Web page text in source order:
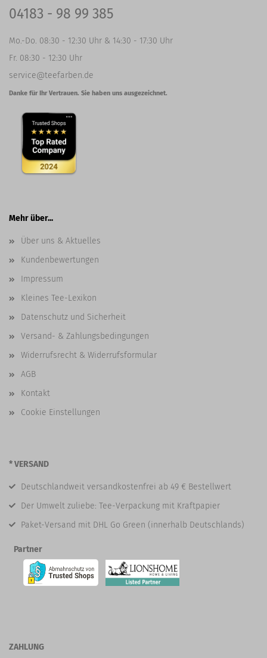
04183 - 98 99 385
Mo.-Do. 08:30 - 12:30 Uhr & 14:30 - 17:30 Uhr
Fr. 08:30 - 12:30 Uhr
service@teefarben.de
Danke für Ihr Vertrauen. Sie haben uns ausgezeichnet.
Mehr über...
Über uns & Aktuelles
Kundenbewertungen
Impressum
Kleines Tee-Lexikon
Datenschutz und Sicherheit
Versand- & Zahlungsbedingungen
Widerrufsrecht & Widerrufsformular
AGB
Kontakt
Cookie Einstellungen
* VERSAND
Deutschlandweit versandkostenfrei ab 49 € Bestellwert
Der Umwelt zuliebe: Tee-Verpackung mit Kraftpapier
Paket-Versand mit DHL Go Green (innerhalb Deutschlands)
Partner
ZAHLUNG